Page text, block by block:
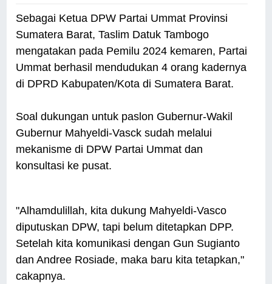
Sebagai Ketua DPW Partai Ummat Provinsi
Sumatera Barat, Taslim Datuk Tambogo
mengatakan pada Pemilu 2024 kemaren, Partai
Ummat berhasil mendudukan 4 orang kadernya
di DPRD Kabupaten/Kota di Sumatera Barat.
Soal dukungan untuk paslon Gubernur-Wakil
Gubernur Mahyeldi-Vasck sudah melalui
mekanisme di DPW Partai Ummat dan
konsultasi ke pusat.
"Alhamdulillah, kita dukung Mahyeldi-Vasco
diputuskan DPW, tapi belum ditetapkan DPP.
Setelah kita komunikasi dengan Gun Sugianto
dan Andree Rosiade, maka baru kita tetapkan,"
cakapnya.